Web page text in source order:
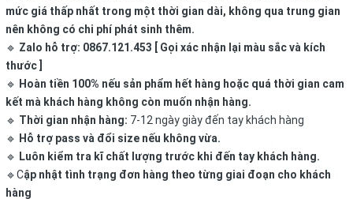
mức giá thấp nhất trong một thời gian dài, không qua trung gian
nên không có chi phí phát sinh thêm.
🔹 Zalo hỗ trợ: 0867.121.453 [ Gọi xác nhận lại màu sắc và kích
thước ]
🔹 Hoàn tiền 100% nếu sản phẩm hết hàng hoặc quá thời gian cam
kết mà khách hàng không còn muốn nhận hàng.
🔹 Thời gian nhận hàng: 7-12 ngày giày đến tay khách hàng
🔹 Hỗ trợ pass và đổi size nếu không vừa.
🔹 Luôn kiểm tra kĩ chất lượng trước khi đến tay khách hàng.
🔹Cập nhật tình trạng đơn hàng theo từng giai đoạn cho khách
hàng